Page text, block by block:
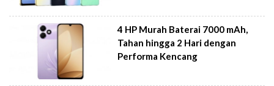
4 HP Murah Baterai 7000 mAh,
Tahan hingga 2 Hari dengan
Performa Kencang